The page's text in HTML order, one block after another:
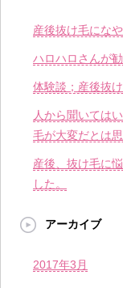
産後抜け毛にな
ハロハロさんが
体験談；産後抜
人から聞いては
毛が大変だとは
産後、抜け毛に
した。
アーカイブ
2017年3月